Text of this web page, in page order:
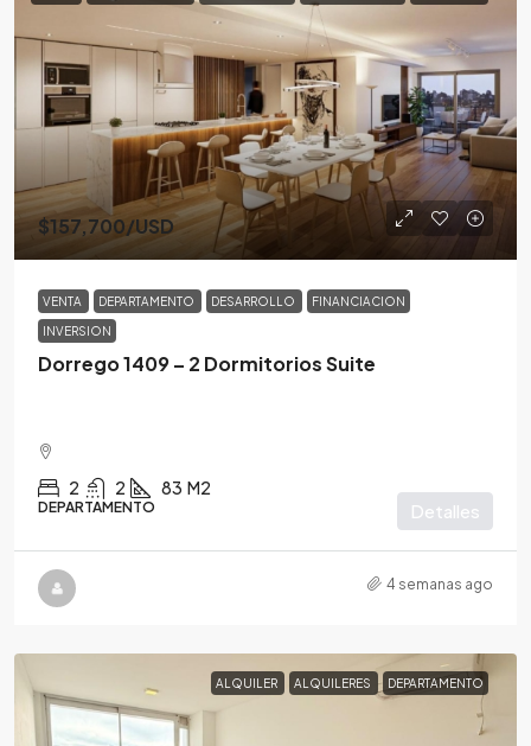
$157,700/USD
VENTA DEPARTAMENTO DESARROLLO FINANCIACION
INVERSION
Dorrego 1409 – 2 Dormitorios Suite
2 2 83 M2
DEPARTAMENTO Detalles
4 semanas ago
ALQUILER ALQUILERES DEPARTAMENTO